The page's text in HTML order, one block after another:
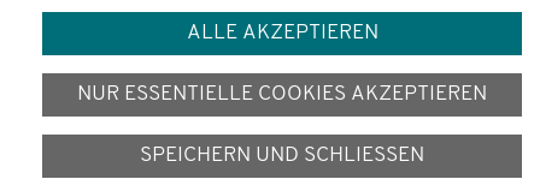
ALLE AKZEPTIEREN
NUR ESSENTIELLE COOKIES AKZEPTIEREN
SPEICHERN UND SCHLIESSEN